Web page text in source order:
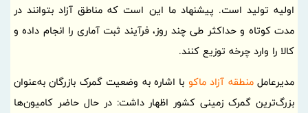
اولیه تولید است. پیشنهاد ما این است که مناطق آزاد بتوانند در
مدت کوتاه و حداکثر طی چند روز، فرآیند ثبت آماری را انجام داده و
کالا را وارد چرخه توزیع کنند.
مدیرعاملمنطقه آزاد ماکو با اشاره به وضعیت گمرک بازرگان به‌عنوان
بزرگ‌ترین گمرک زمینی کشور اظهار داشت: در حال حاضر کامیون‌ها